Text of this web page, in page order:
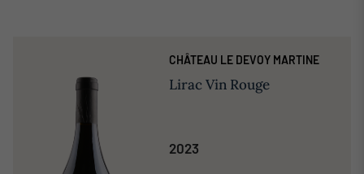
CHÂTEAU LE DEVOY MARTINE
Lirac Vin Rouge
2023